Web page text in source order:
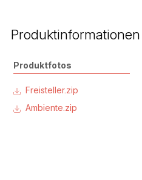
Produktinformationen
Produktfotos
Freisteller.zip
Ambiente.zip